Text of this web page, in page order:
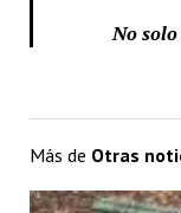
No
Más de Otras